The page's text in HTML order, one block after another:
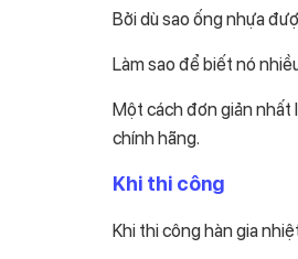
Bởi dù sao ống nhựa
Làm sao để biết nó
Một cách đơn giản nhất
chính hãng.
Khi thi công
Khi thi công hàn gia